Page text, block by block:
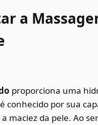
a
proporciona uma
conhecido por sua
maciez da pele. Ao